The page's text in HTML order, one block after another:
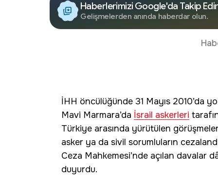
Haberlerimizi Google'da Takip
Gelişmelerden anında haberdar olun.
İHH öncülüğünde 31 Mayıs 2010’da
Mavi Marmara’da İsrail askerleri
Türkiye arasında yürütülen
asker ya da sivil sorumluların
Ceza Mahkemesi’nde açılan davalar
duyurdu.